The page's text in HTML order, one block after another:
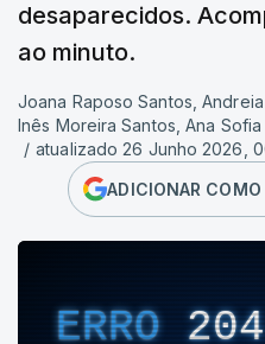
desaparecidos.
ao minuto.
Joana Raposo Santos,
Inês Moreira Santos, Ana
/ atualizado 26 Junho 2026,
ADICIONAR
ERRO204